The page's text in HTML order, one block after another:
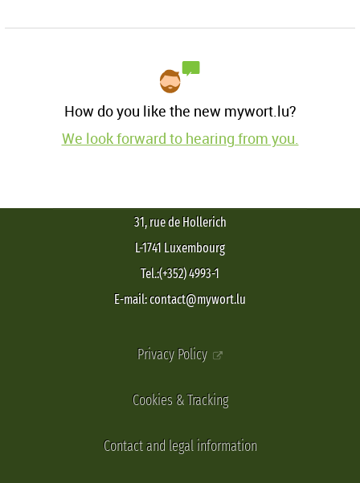
How do you like the new mywort.lu?
We look forward to hearing from you.
31, rue de Hollerich
L-1741 Luxembourg
Tel.:(+352) 4993-1
E-mail: contact@mywort.lu
Privacy Policy
Cookies & Tracking
Contact and legal information